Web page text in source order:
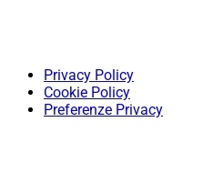
Privacy Policy
Cookie Policy
Preferenze Privacy